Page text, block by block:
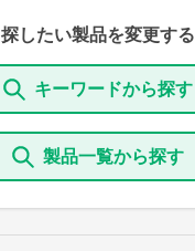
探したい製品を変更する
キーワードから探す
製品一覧から探す